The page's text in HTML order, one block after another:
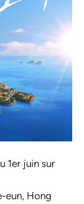
1er juin sur
eun, Hong